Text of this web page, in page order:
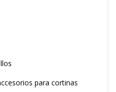
para cortinas